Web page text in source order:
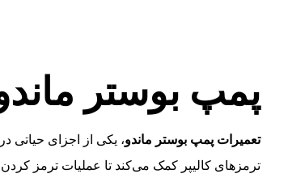
پمپ بوستر
تعمیرات پمپ بوستر ماندو، یکی از اجزای حیاتی
ترمزهای کالیپر کمک می‌کند تا عملیات ترمز کردن